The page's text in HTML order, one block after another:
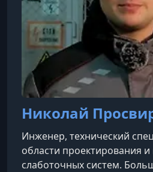
Николай
Инженер, технический
области проектирования
слаботочных систем.